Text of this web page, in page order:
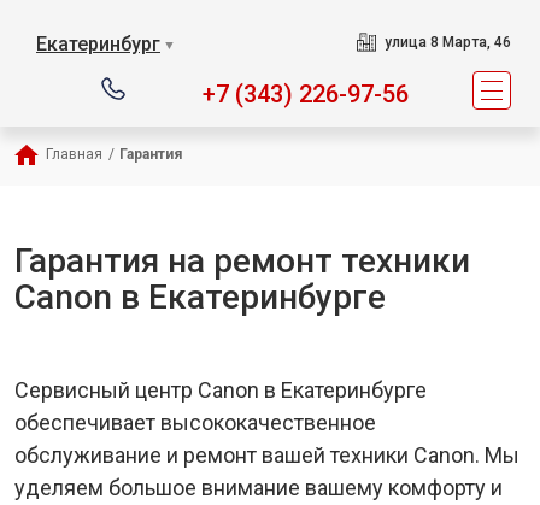
Екатеринбург ▼ улица 8 Марта, 46
+7 (343) 226-97-56
Главная / Гарантия
Гарантия на ремонт техники
Canon в Екатеринбурге
Сервисный центр Canon в Екатеринбурге
обеспечивает высококачественное
обслуживание и ремонт вашей техники Canon. Мы
уделяем большое внимание вашему комфорту и